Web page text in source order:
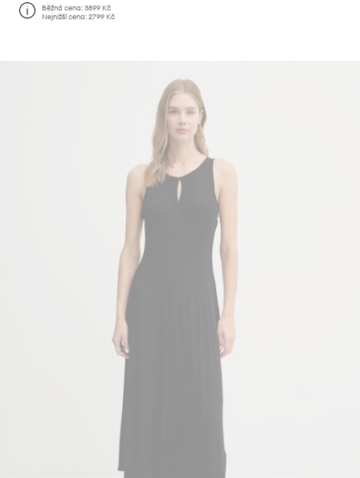
Běžná cena:3899 Kč
Nejnižší cena:2799 Kč